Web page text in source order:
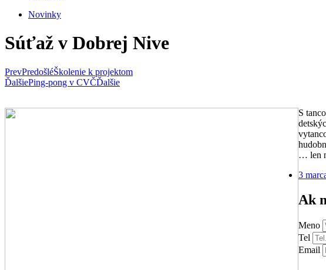
Novinky
Súťaž v Dobrej Nive
PrevPredošléŠkolenie k projektom
ĎalšiePing-pong v CVČĎalšie
S
… len
3
Ak
Meno
Tel
Email